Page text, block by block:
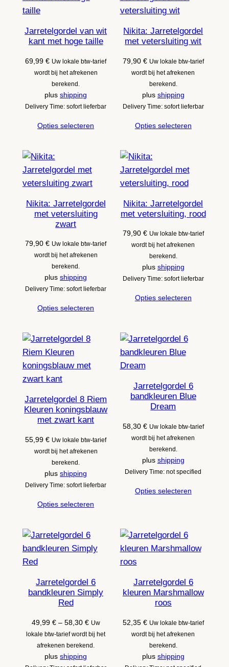
Jarretelgordel van wit
kant met hoge taille
69,99€ Uw lokale btw-tarief
wordt bij het afrekenen
berekend.
plusshipping
Delivery Time: sofort lieferbar
Opties selecteren
Nikita: Jarretelgordel
met vetersluiting wit
79,90 € Uw lokale btw-tarief
wordt bij het afrekenen
berekend.
plus shipping
Delivery Time: sofort lieferbar
Opties selecteren
Nikita: Jarretelgordel
met vetersluiting
zwart
79,90€ Uw lokale btw-tarief
wordt bij het afrekenen
berekend.
plusshipping
Delivery Time: sofort lieferbar
Opties selecteren
Nikita: Jarretelgordel
met vetersluiting, rood
79,90 € Uw lokale btw-tarief
wordt bij het afrekenen
berekend.
plus shipping
Delivery Time: sofort lieferbar
Opties selecteren
Jarretelgordel 8 Riem
Kleuren koningsblauw
met zwart kant
55,99€ Uw lokale btw-tarief
wordt bij het afrekenen
berekend.
plusshipping
Delivery Time: sofort lieferbar
Opties selecteren
Jarretelgordel 6
bandkleuren Blue
Dream
58,30 € Uw lokale btw-tarief
wordt bij het afrekenen
berekend.
plus shipping
Delivery Time: not specified
Opties selecteren
Jarretelgordel 6
bandkleuren Simply
Red
49,99 € – 58,30 €Prijsklasse:
49,99 €
tot
Uw
lokale btw-tarief wordt bij het
afrekenen berekend.
plusshipping
Jarretelgordel 6
kleuren Marshmallow
roos
52,35 € Uw lokale btw-tarief
wordt bij het afrekenen
berekend.
plus shipping